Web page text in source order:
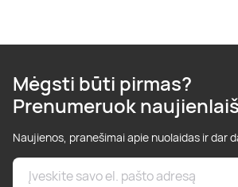
Mėgsti būti pirmas?
Prenumeruok
Naujienos, pranešimai apie nuolaidas ir dar